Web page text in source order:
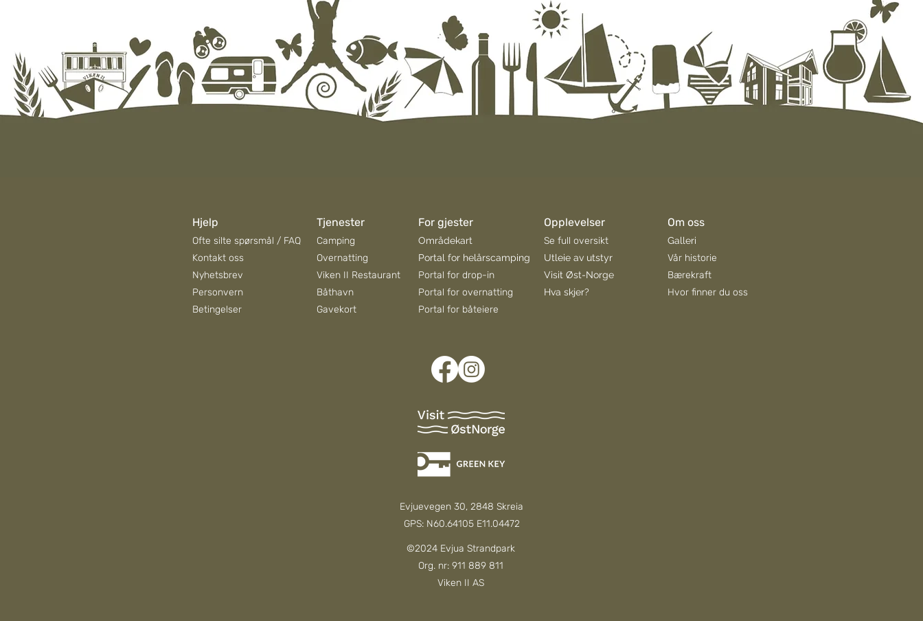
Hjelp
Ofte silte spørsmål / FAQ
Kontakt oss
Nyhetsbrev
Personvern
Betingelser
Tjenester
Camping
Overnatting
Viken II Restaurant
Båthavn
Gavekort
For gjester
Områdekart
Portal for helårscamping
Portal for drop-in
Portal for overnatting
Portal for båteiere
Opplevelser
Se full oversikt
Utleie av utstyr
Visit Øst-Norge
Hva skjer?
Om oss
Galleri
Vår historie
Bærekraft
Hvor finner du oss
Evjuevegen 30, 2848 Skreia
GPS: N60.64105 E11.04472
©2024 Evjua Strandpark
Org. nr: 911 889 811
Viken II AS